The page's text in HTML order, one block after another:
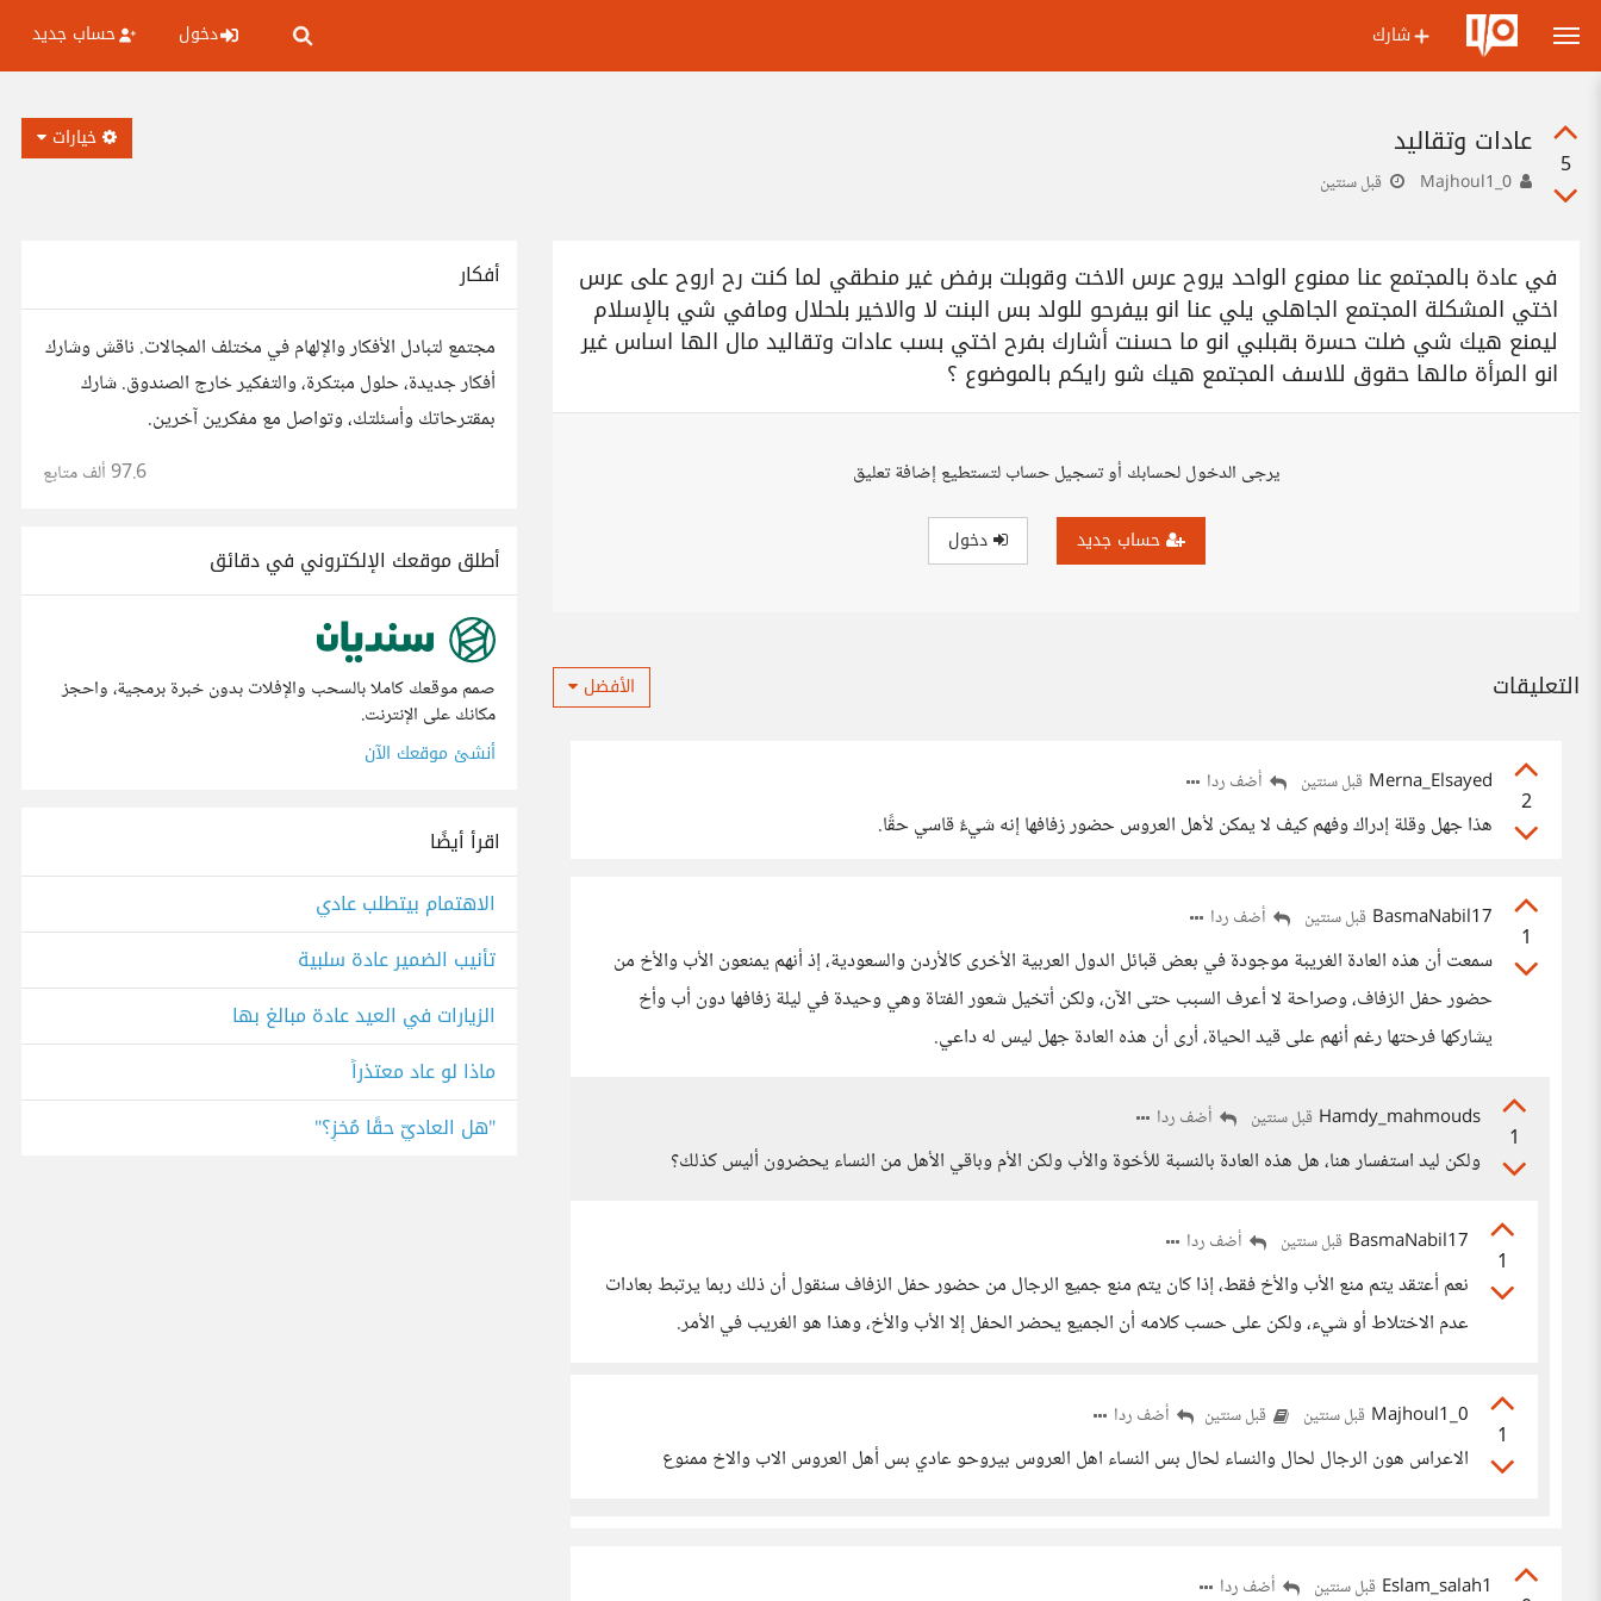
شارك دخول حساب جديد
5
عادات وتقاليد
قبل سنتين
خيارات
في عادة بالمجتمع عنا ممنوع الواحد يروح عرس الاخت وقوبلت برفض غير منطقي لما كنت رح اروح على عرس
اختي المشكلة المجتمع الجاهلي يلي عنا انو بيفرحو للولد بس البنت لا والاخير بلحلال ومافي شي بالإسلام
ليمنع هيك شي ضلت حسرة بقبلبي انو ما حسنت أشارك بفرح اختي بسب عادات وتقاليد مال الها اساس غير
انو المرأة مالها حقوق للاسف المجتمع هيك شو رايكم بالموضوع ؟
يرجى الدخول لحسابك أو تسجيل حساب لتستطيع إضافة تعليق
حساب جديد دخول
التعليقات الأفضل
2
Merna_Elsayed قبل سنتين أضف ردا
هذا جهل وقلة إدراك وفهم كيف لا يمكن لأهل العروس حضور زفافها إنه شيءٌ قاسي حقًا.
1
BasmaNabil17 قبل سنتين أضف ردا
سمعت أن هذه العادة الغريبة موجودة في بعض قبائل الدول العربية الأخرى كالأردن والسعودية، إذ أنهم يمنعون الأب والأخ من
حضور حفل الزفاف، وصراحة لا أعرف السبب حتى الآن، ولكن أتخيل شعور الفتاة وهي وحيدة في ليلة زفافها دون أب وأخ
يشاركها فرحتها رغم أنهم على قيد الحياة، أرى أن هذه العادة جهل ليس له داعي.
1
Hamdy_mahmouds قبل سنتين أضف ردا
ولكن ليد استفسار هنا، هل هذه العادة بالنسبة للأخوة والأب ولكن الأم وباقي الأهل من النساء يحضرون أليس كذلك؟
1
BasmaNabil17 قبل سنتين أضف ردا
نعم أعتقد يتم منع الأب والأخ فقط، إذا كان يتم منع جميع الرجال من حضور حفل الزفاف سنقول أن ذلك ربما يرتبط بعادات
عدم الاختلاط أو شيء، ولكن على حسب كلامه أن الجميع يحضر الحفل إلا الأب والأخ، وهذا هو الغريب في الأمر.
1
Majhoul1_0 قبل سنتين قبل سنتين أضف ردا
الاعراس هون الرجال لحال والنساء لحال بس النساء اهل العروس بيروحو عادي بس أهل العروس الاب والاخ ممنوع
Eslam_salah1 قبل سنتين أضف ردا
أفكار
مجتمع لتبادل الأفكار والإلهام في مختلف المجالات. ناقش وشارك
أفكار جديدة، حلول مبتكرة، والتفكير خارج الصندوق. شارك
بمقترحاتك وأسئلتك، وتواصل مع مفكرين آخرين.
97.6 ألف متابع
أطلق موقعك الإلكتروني في دقائق
صمم موقعك كاملا بالسحب والإفلات بدون خبرة برمجية، واحجز
مكانك على الإنترنت.
أنشئ موقعك الآن
اقرأ أيضًا
الاهتمام بيتطلب عادي
تأنيب الضمير عادة سلبية
الزيارات في العيد عادة مبالغ بها
ماذا لو عاد معتذراً
"هل العاديّ حقًا مُخزٍ؟"